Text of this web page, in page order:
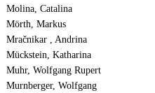
Molina, Catalina
Mörth, Markus
Mračnikar , Andrina
Mückstein, Katharina
Muhr, Wolfgang Rupert
Murnberger, Wolfgang